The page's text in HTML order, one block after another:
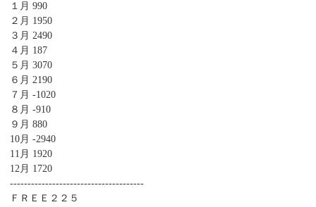
１月 990
２月 1950
３月 2490
４月 187
５月 3070
６月 2190
７月 -1020
８月 -910
９月 880
10月 -2940
11月 1920
12月 1720
--------------------------------------
ＦＲＥＥ２２５